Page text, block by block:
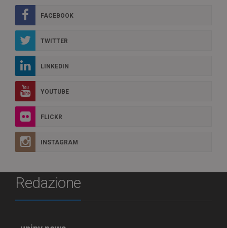
FACEBOOK
TWITTER
LINKEDIN
YOUTUBE
FLICKR
INSTAGRAM
Redazione